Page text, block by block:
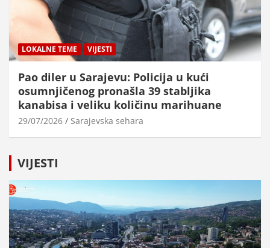
LOKALNE TEME VIJESTI
Pao diler u Sarajevu: Policija u kući
osumnjičenog pronašla 39 stabljika
kanabisa i veliku količinu marihuane
29/07/2026 Sarajevska sehara
VIJESTI